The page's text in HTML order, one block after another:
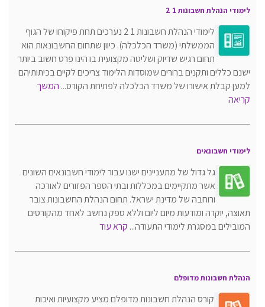
לימודי הנהלת חשבונות 1 2
לימודי הנהלת חשבונות 1 2 נערכים תחת פיקוחו של הגוף
הממשלתי (משרד הכלכלה). כיוון שתחום החשבונאות הוא
תחום רגיש שדיוק ושליטה מקצועית בו הינו פרט חשוב ביותר
ישנם כללים ותקנים ברורים שמוסדות הלימוד צריכים לקיים בכיתותיהם
למען קבלת אישורו של משרד הכלכלה לפתיחת הקורס... המשך
קריאה
לימודי חשבונאים
גל גדול של מתעניינים ישנו עבור לימודי חשבונאים השונים
אשר מתקיימים במכללות ובתי הספר הפזורים לאורכה
ורוחבה של מדינת ישראל. תחום הנהלת החשבונות צובר
תאוצה, יוקרה ומודעות מיום ליום וללא ספק נחשב לאחד מהקורסים
המובילים במסגרת לימודי התעודה... קרא עוד
הנהלת חשבונות מדופלם
קורס הנהלת חשבונות מדופלם מציע מקצועיות ואיכות